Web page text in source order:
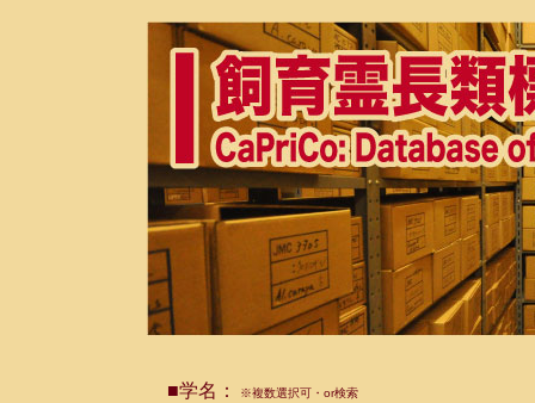
■学名： ※複数選択可・or検索